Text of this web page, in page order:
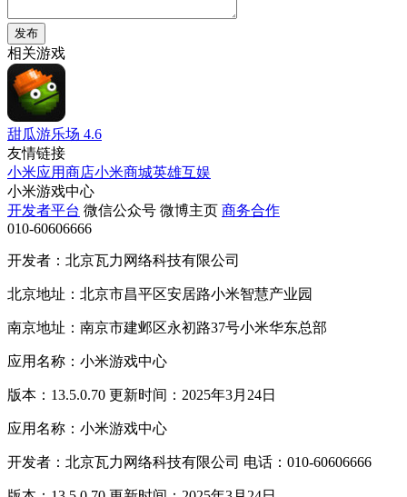
发布
相关游戏
甜瓜游乐场 4.6
友情链接
小米应用商店小米商城英雄互娱
小米游戏中心
开发者平台 微信公众号 微博主页 商务合作
010-60606666
开发者：北京瓦力网络科技有限公司
北京地址：北京市昌平区安居路小米智慧产业园
南京地址：南京市建邺区永初路37号小米华东总部
应用名称：小米游戏中心
版本：13.5.0.70 更新时间：2025年3月24日
应用名称：小米游戏中心
开发者：北京瓦力网络科技有限公司 电话：010-60606666